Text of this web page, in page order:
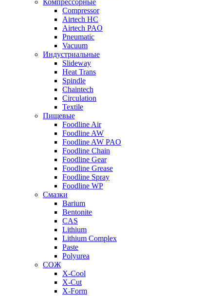
Компрессорные
Compressor
Airtech HC
Airtech PAO
Pneumatic
Vacuum
Индустриальные
Slideway
Heat Trans
Spindle
Chaintech
Circulation
Textile
Пищевые
Foodline Air
Foodline AW
Foodline AW PAO
Foodline Chain
Foodline Gear
Foodline Grease
Foodline Spray
Foodline WP
Смазки
Barium
Bentonite
CAS
Lithium
Lithium Complex
Paste
Polyurea
СОЖ
X-Cool
X-Cut
X-Form